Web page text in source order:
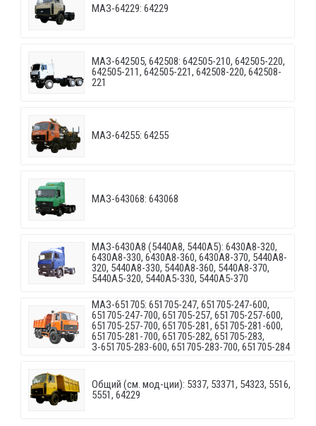
МАЗ-64229: 64229
МАЗ-642505, 642508: 642505-210, 642505-220,
642505-211, 642505-221, 642508-220, 642508-
221
МАЗ-64255: 64255
МАЗ-643068: 643068
МАЗ-6430A8 (5440A8, 5440A5): 6430A8-320,
6430A8-330, 6430A8-360, 6430A8-370, 5440A8-
320, 5440A8-330, 5440A8-360, 5440A8-370,
5440A5-320, 5440A5-330, 5440A5-370
МАЗ-651705: 651705-247, 651705-247-600,
651705-247-700, 651705-257, 651705-257-600,
651705-257-700, 651705-281, 651705-281-600,
651705-281-700, 651705-282, 651705-283,
З-651705-283-600, 651705-283-700, 651705-284
Общий (см. мод-ции): 5337, 53371, 54323, 5516,
5551, 64229